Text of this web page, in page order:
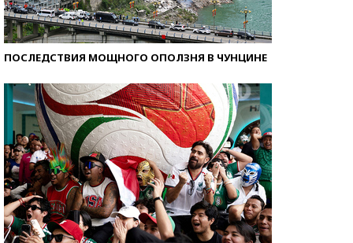
ПОСЛЕДСТВИЯ МОЩНОГО ОПОЛЗНЯ В ЧУНЦИНЕ